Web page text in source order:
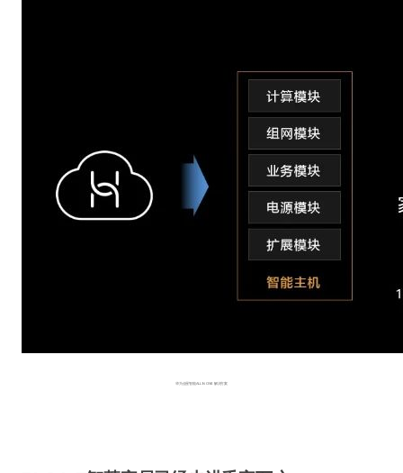
华为全屋智能ALL IN ONE 解决方案